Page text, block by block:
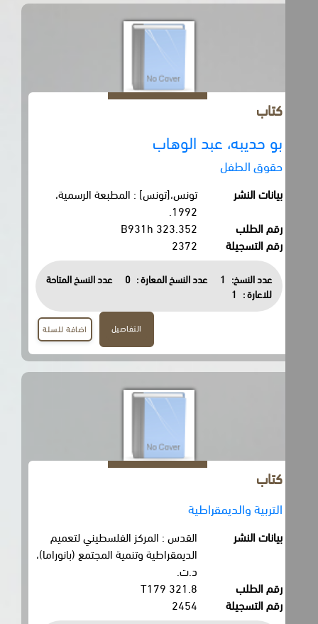
بو حديبه، عبد الوهاب
حقوق الطفل
بيانات النشر
تونس،[تونس] : المطبعة الرسمية،
رقم الطلب
323.352 B931h
رقم التسجيلة
2372
عدد النسخ: 1 عدد النسخ المعارة : 0
عدد النسخ المتاحة
للاعارة :
1
اضافة للسلة
التربية والديمقراطية
بيانات النشر
القدس : المركز الفلسطيني لتعميم
الديمقراطية وتنمية المجتمع (بانوراما)،
رقم الطلب
رقم التسجيلة
2454